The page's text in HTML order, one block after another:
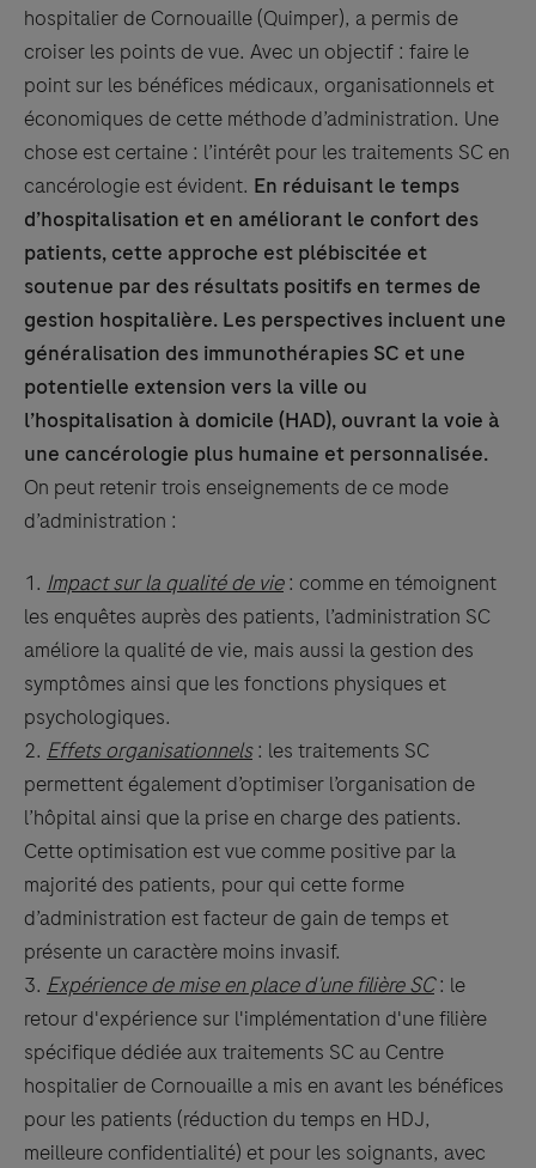
hospitalier de Cornouaille (Quimper), a permis de
croiser les points de vue. Avec un objectif : faire le
point sur les bénéfices médicaux, organisationnels et
économiques de cette méthode d’administration. Une
chose est certaine : l’intérêt pour les traitements SC en
cancérologie est évident. En réduisant le temps
d’hospitalisation et en améliorant le confort des
patients, cette approche est plébiscitée et
soutenue par des résultats positifs en termes de
gestion hospitalière. Les perspectives incluent une
généralisation des immunothérapies SC et une
potentielle extension vers la ville ou
l’hospitalisation à domicile (HAD), ouvrant la voie à
une cancérologie plus humaine et personnalisée.
On peut retenir trois enseignements de ce mode
d’administration :
Impact sur la qualité de vie: comme en témoignent
les enquêtes auprès des patients, l’administration SC
améliore la qualité de vie, mais aussi la gestion des
symptômes ainsi que les fonctions physiques et
psychologiques.
Effets organisationnels: les traitements SC
permettent également d’optimiser l’organisation de
l’hôpital ainsi que la prise en charge des patients.
Cette optimisation est vue comme positive par la
majorité des patients, pour qui cette forme
d’administration est facteur de gain de temps et
présente un caractère moins invasif.
Expérience de mise en place d’une filière SC: le
retour d'expérience sur l'implémentation d'une filière
spécifique dédiée aux traitements SC au Centre
hospitalier de Cornouaille a mis en avant les bénéfices
pour les patients (réduction du temps en HDJ,
meilleure confidentialité) et pour les soignants, avec